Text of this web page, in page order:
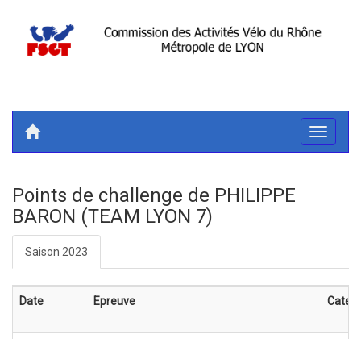
Toggle
Points de challenge de PHILIPPE
BARON (TEAM LYON 7)
Saison 2023
Date Epreuve